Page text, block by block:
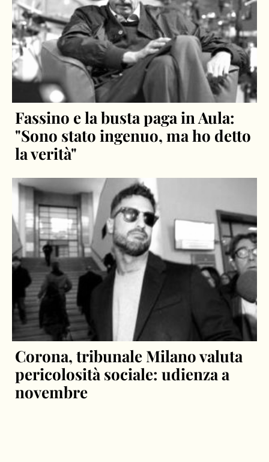
Fassino e la busta paga in Aula:
"Sono stato ingenuo, ma ho detto
la verità"
Corona, tribunale Milano valuta
pericolosità sociale: udienza a
novembre